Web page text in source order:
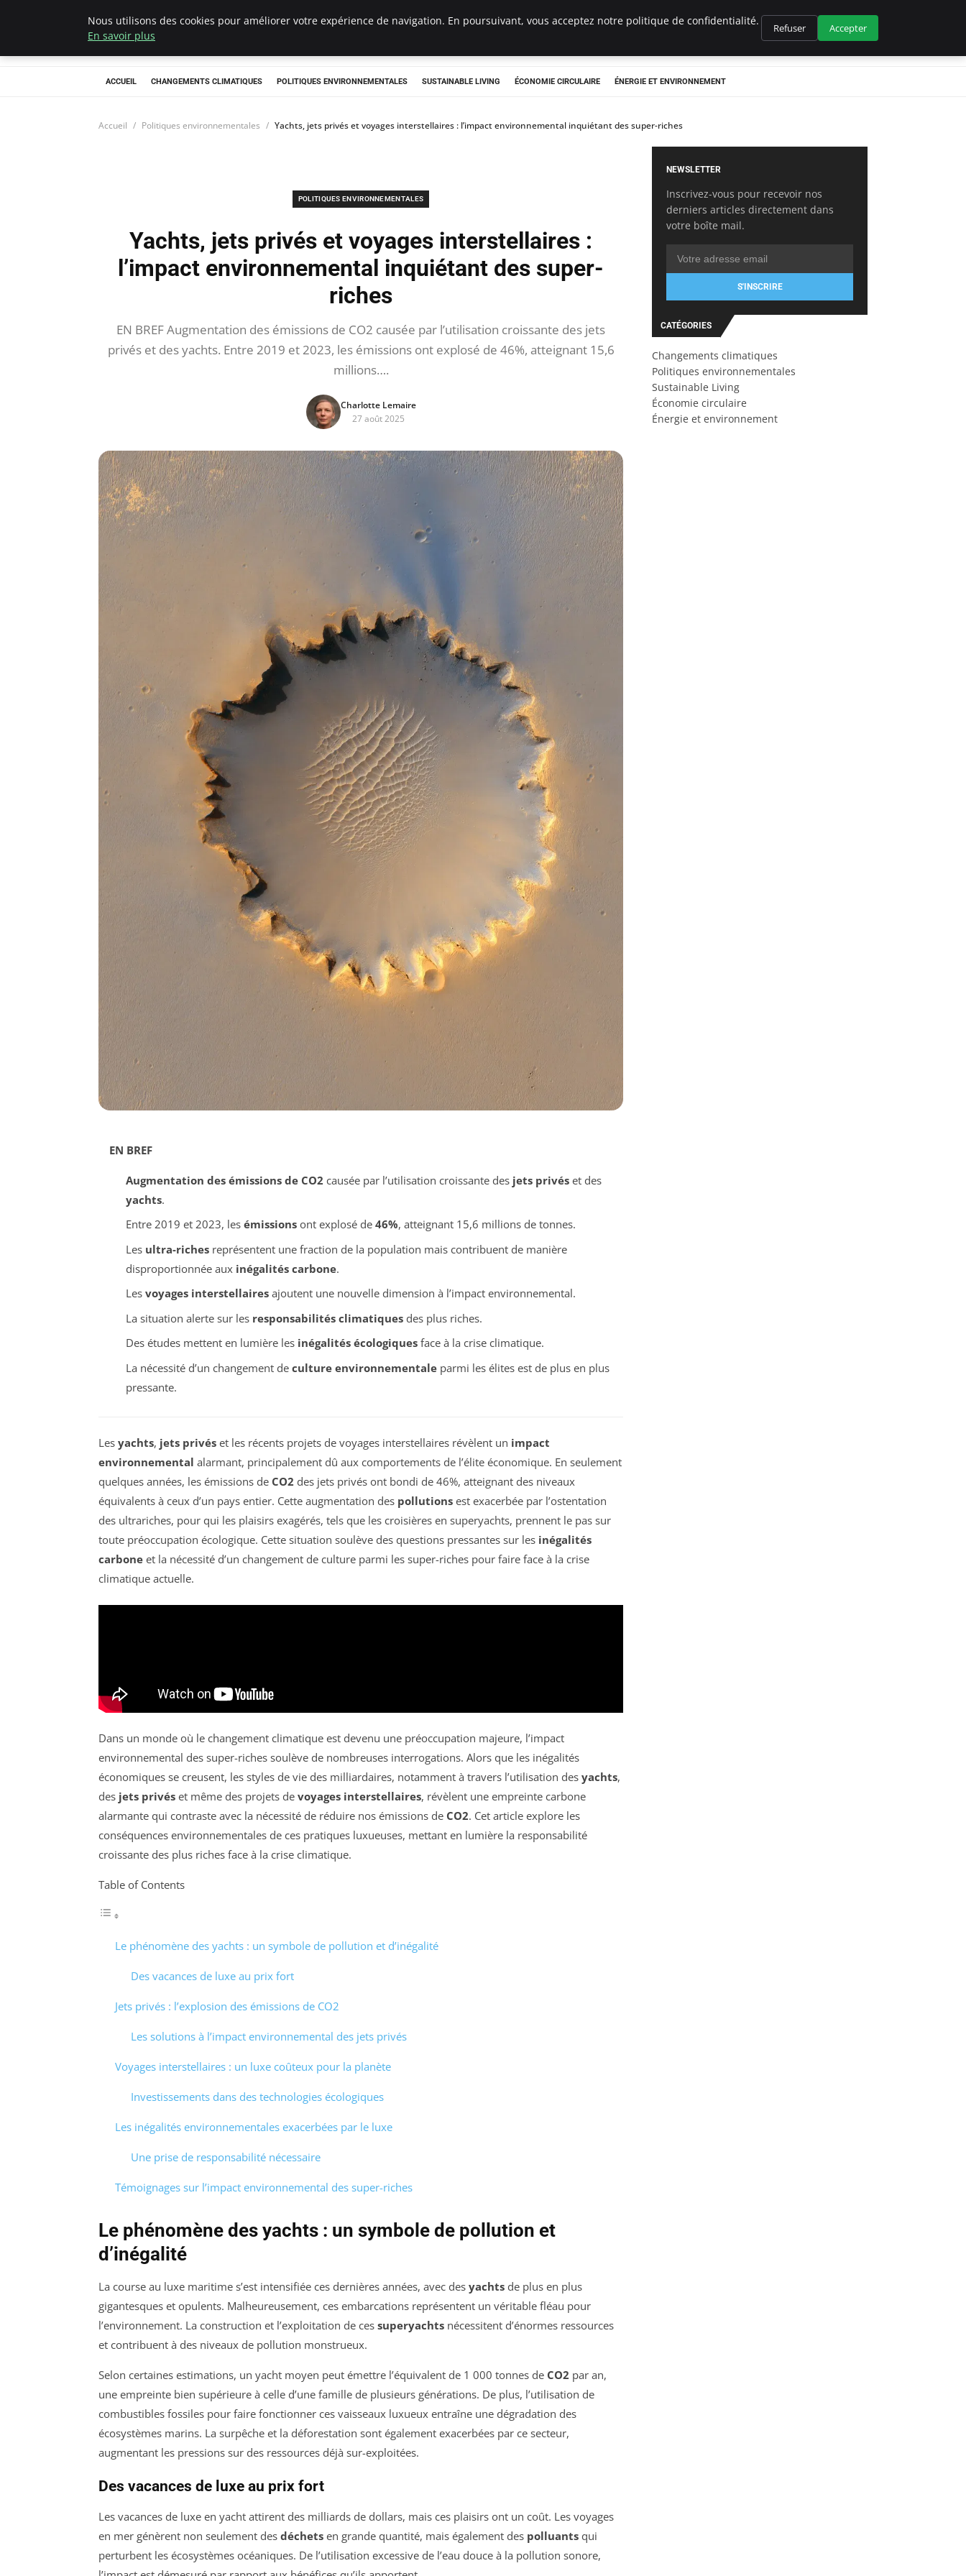
Climategatecountryclub.com
ACCUEIL CHANGEMENTS CLIMATIQUES POLITIQUES ENVIRONNEMENTALES SUSTAINABLE LIVING ÉCONOMIE CIRCULAIRE ÉNERGIE ET ENVIRONNEMENT
Accueil Politiques environnementales Yachts, jets privés et voyages interstellaires : l’impact environnemental inquiétant des super-riches
POLITIQUES ENVIRONNEMENTALES
Yachts, jets privés et voyages interstellaires :
l’impact environnemental inquiétant des super-
riches
EN BREF Augmentation des émissions de CO2 causée par l’utilisation croissante des jets
privés et des yachts. Entre 2019 et 2023, les émissions ont explosé de 46%, atteignant 15,6
millions….
Charlotte Lemaire
27 août 2025
EN BREF
Augmentation des émissions de CO2 causée par l’utilisation croissante des jets privéset des
yachts.
Entre 2019 et 2023, les émissionsont explosé de 46%, atteignant 15,6 millions de tonnes.
Les ultra-richesreprésentent une fraction de la population mais contribuent de manière
disproportionnée aux inégalités carbone.
Les voyages interstellairesajoutent une nouvelle dimension à l’impact environnemental.
La situation alerte sur les responsabilités climatiquesdes plus riches.
Des études mettent en lumière les inégalités écologiquesface à la crise climatique.
La nécessité d’un changement de culture environnementaleparmi les élites est de plus en plus
pressante.
Les yachts, jets privés et les récents projets de voyages interstellaires révèlent un impact
environnemental alarmant, principalement dû aux comportements de l’élite économique. En seulement
quelques années, les émissions de CO2 des jets privés ont bondi de 46%, atteignant des niveaux
équivalents à ceux d’un pays entier. Cette augmentation des pollutions est exacerbée par l’ostentation
des ultrariches, pour qui les plaisirs exagérés, tels que les croisières en superyachts, prennent le pas sur
toute préoccupation écologique. Cette situation soulève des questions pressantes sur les inégalités
carbone et la nécessité d’un changement de culture parmi les super-riches pour faire face à la crise
climatique actuelle.
Dans un monde où le changement climatique est devenu une préoccupation majeure, l’impact
environnemental des super-riches soulève de nombreuses interrogations. Alors que les inégalités
économiques se creusent, les styles de vie des milliardaires, notamment à travers l’utilisation des yachts,
des jets privés et même des projets de voyages interstellaires, révèlent une empreinte carbone
alarmante qui contraste avec la nécessité de réduire nos émissions de CO2. Cet article explore les
conséquences environnementales de ces pratiques luxueuses, mettant en lumière la responsabilité
croissante des plus riches face à la crise climatique.
Table of Contents
Le phénomène des yachts : un symbole de pollution et d’inégalité
Des vacances de luxe au prix fort
Jets privés : l’explosion des émissions de CO2
Les solutions à l’impact environnemental des jets privés
Voyages interstellaires : un luxe coûteux pour la planète
Investissements dans des technologies écologiques
Les inégalités environnementales exacerbées par le luxe
Une prise de responsabilité nécessaire
Témoignages sur l’impact environnemental des super-riches
Le phénomène des yachts : un symbole de pollution et
d’inégalité
La course au luxe maritime s’est intensifiée ces dernières années, avec des yachts de plus en plus
gigantesques et opulents. Malheureusement, ces embarcations représentent un véritable fléau pour
l’environnement. La construction et l’exploitation de ces superyachts nécessitent d’énormes ressources
et contribuent à des niveaux de pollution monstrueux.
Selon certaines estimations, un yacht moyen peut émettre l’équivalent de 1 000 tonnes de CO2 par an,
une empreinte bien supérieure à celle d’une famille de plusieurs générations. De plus, l’utilisation de
combustibles fossiles pour faire fonctionner ces vaisseaux luxueux entraîne une dégradation des
écosystèmes marins. La surpêche et la déforestation sont également exacerbées par ce secteur,
augmentant les pressions sur des ressources déjà sur-exploitées.
Des vacances de luxe au prix fort
Les vacances de luxe en yacht attirent des milliards de dollars, mais ces plaisirs ont un coût. Les voyages
en mer génèrent non seulement des déchets en grande quantité, mais également des polluants qui
perturbent les écosystèmes océaniques. De l’utilisation excessive de l’eau douce à la pollution sonore,
NEWSLETTER
Inscrivez-vous pour recevoir nos
derniers articles directement dans
votre boîte mail.
S'INSCRIRE
CATÉGORIES
Changements climatiques
Politiques environnementales
Sustainable Living
Économie circulaire
Énergie et environnement
Nous utilisons des cookies pour améliorer votre expérience de navigation. En poursuivant, vous acceptez notre politique de confidentialité.
En savoir plus
Refuser Accepter